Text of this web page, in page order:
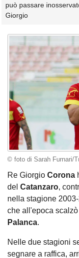
può passare
Giorgio
© foto di Sarah Furnari/
Re Giorgio Corona
del Catanzaro,
nella stagione
che all'epoca
Palanca.
Nelle due stagioni
segnare a raffica,